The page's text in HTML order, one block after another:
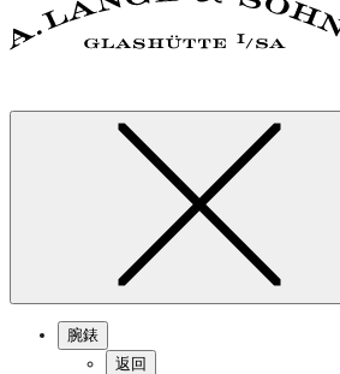
腕錶
返回